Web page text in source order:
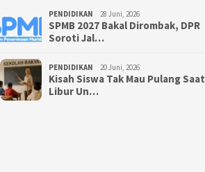
PENDIDIKAN 28 Juni, 2026
SPMB 2027 Bakal Dirombak, DPR
Soroti Jal…
PENDIDIKAN 20 Juni, 2026
Kisah Siswa Tak Mau Pulang Saat
Libur Un…